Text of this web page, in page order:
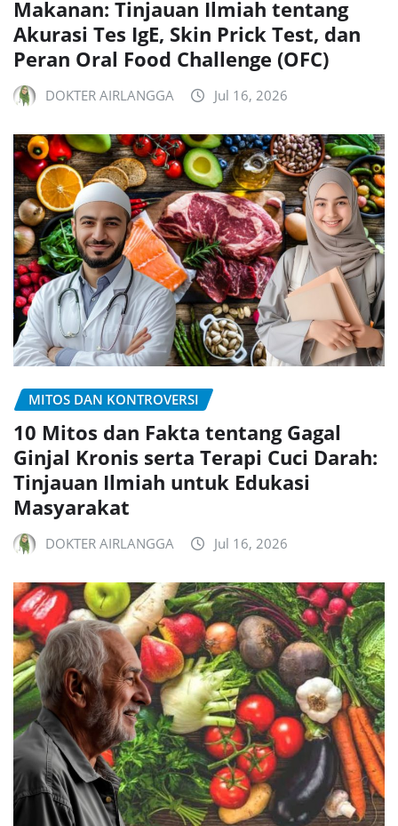
Makanan: Tinjauan Ilmiah tentang
Akurasi Tes IgE, Skin Prick Test, dan
Peran Oral Food Challenge (OFC)
DOKTER AIRLANGGA Jul 16, 2026
MITOS DAN KONTROVERSI
10 Mitos dan Fakta tentang Gagal
Ginjal Kronis serta Terapi Cuci Darah:
Tinjauan Ilmiah untuk Edukasi
Masyarakat
DOKTER AIRLANGGA Jul 16, 2026